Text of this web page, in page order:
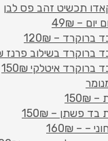
זהב פס לבן
– 120₪
בשילוב פרנז 130₪
איטלקי 150₪
– 150₪